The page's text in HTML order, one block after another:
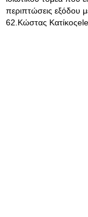
περιπτώσεις εξόδου
62.Κώστας